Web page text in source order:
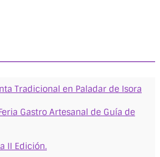
Tradicional en Paladar de Isora
Gastro Artesanal de Guía de
II Edición.